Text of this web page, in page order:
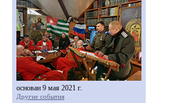
основан 9 мая 2021 г.
Другие события